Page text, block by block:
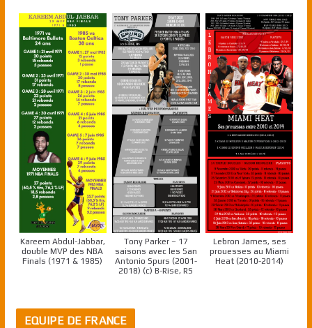
Kareem Abdul-Jabbar,
double MVP des NBA
Finals (1971 & 1985)
Tony Parker – 17
saisons avec les San
Antonio Spurs (2001-
2018) (c) B-Rise, RS
Lebron James, ses
prouesses au Miami
Heat (2010-2014)
EQUIPE DE FRANCE